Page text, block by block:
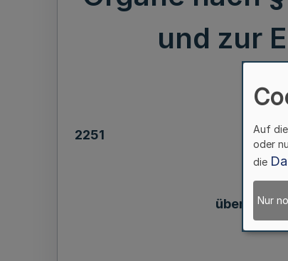
und zur
2251
über die
Auf
oder
die
Nur